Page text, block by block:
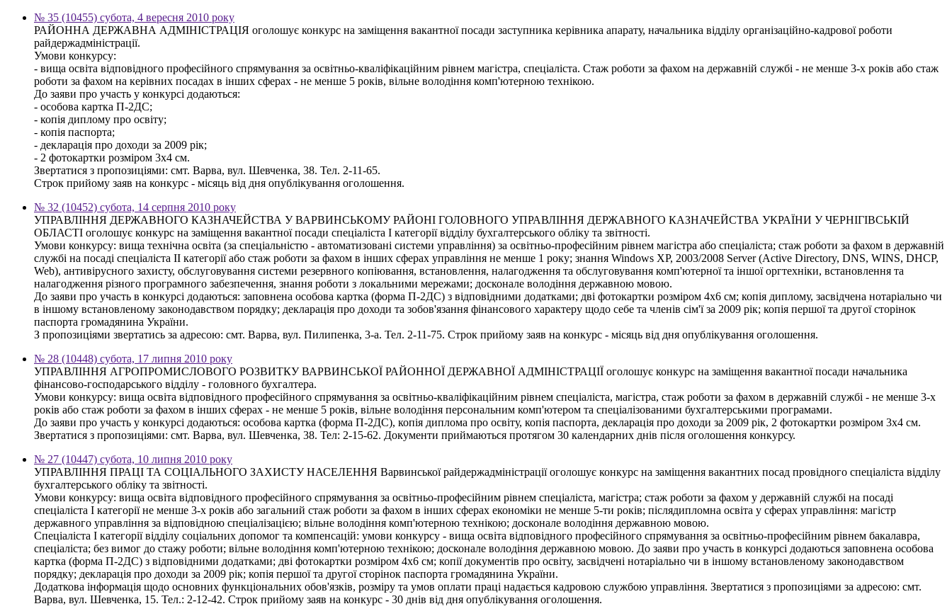
№ 35 (10455) субота, 4 вересня 2010 року
РАЙОННА ДЕРЖАВНА АДМІНІСТРАЦІЯ оголошує конкурс на заміщення вакантної посади заступника керівника апарату, начальника відділу організаційно-кадрової роботи
райдержадміністрації.
Умови конкурсу:
- вища освіта відповідного професійного спрямування за освітньо-кваліфікаційним рівнем магістра, спеціаліста. Стаж роботи за фахом на державній службі - не менше 3-х років або стаж
роботи за фахом на керівних посадах в інших сферах - не менше 5 років, вільне володіння комп'ютерною технікою.
До заяви про участь у конкурсі додаються:
- особова картка П-2ДС;
- копія диплому про освіту;
- копія паспорта;
- декларація про доходи за 2009 рік;
- 2 фотокартки розміром 3х4 см.
Звертатися з пропозиціями: смт. Варва, вул. Шевченка, 38. Тел. 2-11-65.
Строк прийому заяв на конкурс - місяць від дня опублікування оголошення.
№ 32 (10452) субота, 14 серпня 2010 року
УПРАВЛІННЯ ДЕРЖАВНОГО КАЗНАЧЕЙСТВА У ВАРВИНСЬКОМУ РАЙОНІ ГОЛОВНОГО УПРАВЛІННЯ ДЕРЖАВНОГО КАЗНАЧЕЙСТВА УКРАЇНИ У ЧЕРНІГІВСЬКІЙ
ОБЛАСТІ оголошує конкурс на заміщення вакантної посади спеціаліста І категорії відділу бухгалтерського обліку та звітності.
Умови конкурсу: вища технічна освіта (за спеціальністю - автоматизовані системи управління) за освітньо-професійним рівнем магістра або спеціаліста; стаж роботи за фахом в державній
службі на посаді спеціаліста ІІ категорії або стаж роботи за фахом в інших сферах управління не менше 1 року; знання Windows XP, 2003/2008 Server (Active Directory, DNS, WINS, DHCP,
Web), антивірусного захисту, обслуговування системи резервного копіювання, встановлення, налагодження та обслуговування комп'ютерної та іншої оргтехніки, встановлення та
налагодження різного програмного забезпечення, знання роботи з локальними мережами; досконале володіння державною мовою.
До заяви про участь в конкурсі додаються: заповнена особова картка (форма П-2ДС) з відповідними додатками; дві фотокартки розміром 4х6 см; копія диплому, засвідчена нотаріально чи
в іншому встановленому законодавством порядку; декларація про доходи та зобов'язання фінансового характеру щодо себе та членів сім'ї за 2009 рік; копія першої та другої сторінок
паспорта громадянина України.
З пропозиціями звертатись за адресою: смт. Варва, вул. Пилипенка, 3-а. Тел. 2-11-75. Строк прийому заяв на конкурс - місяць від дня опублікування оголошення.
№ 28 (10448) субота, 17 липня 2010 року
УПРАВЛІННЯ АГРОПРОМИСЛОВОГО РОЗВИТКУ ВАРВИНСЬКОЇ РАЙОННОЇ ДЕРЖАВНОЇ АДМІНІСТРАЦІЇ оголошує конкурс на заміщення вакантної посади начальника
фінансово-господарського відділу - головного бухгалтера.
Умови конкурсу: вища освіта відповідного професійного спрямування за освітньо-кваліфікаційним рівнем спеціаліста, магістра, стаж роботи за фахом в державній службі - не менше 3-х
років або стаж роботи за фахом в інших сферах - не менше 5 років, вільне володіння персональним комп'ютером та спеціалізованими бухгалтерськими програмами.
До заяви про участь у конкурсі додаються: особова картка (форма П-2ДС), копія диплома про освіту, копія паспорта, декларація про доходи за 2009 рік, 2 фотокартки розміром 3х4 см.
Звертатися з пропозиціями: смт. Варва, вул. Шевченка, 38. Тел: 2-15-62. Документи приймаються протягом 30 календарних днів після оголошення конкурсу.
№ 27 (10447) субота, 10 липня 2010 року
УПРАВЛІННЯ ПРАЦІ ТА СОЦІАЛЬНОГО ЗАХИСТУ НАСЕЛЕННЯ Варвинської райдержадміністрації оголошує конкурс на заміщення вакантних посад провідного спеціаліста відділу
бухгалтерського обліку та звітності.
Умови конкурсу: вища освіта відповідного професійного спрямування за освітньо-професійним рівнем спеціаліста, магістра; стаж роботи за фахом у державній службі на посаді
спеціаліста І категорії не менше 3-х років або загальний стаж роботи за фахом в інших сферах економіки не менше 5-ти років; післядипломна освіта у сферах управління: магістр
державного управління за відповідною спеціалізацією; вільне володіння комп'ютерною технікою; досконале володіння державною мовою.
Спеціаліста І категорії відділу соціальних допомог та компенсацій: умови конкурсу - вища освіта відповідного професійного спрямування за освітньо-професійним рівнем бакалавра,
спеціаліста; без вимог до стажу роботи; вільне володіння комп'ютерною технікою; досконале володіння державною мовою. До заяви про участь в конкурсі додаються заповнена особова
картка (форма П-2ДС) з відповідними додатками; дві фотокартки розміром 4х6 см; копії документів про освіту, засвідчені нотаріально чи в іншому встановленому законодавством
порядку; декларація про доходи за 2009 рік; копія першої та другої сторінок паспорта громадянина України.
Додаткова інформація щодо основних функціональних обов'язків, розміру та умов оплати праці надається кадровою службою управління. Звертатися з пропозиціями за адресою: смт.
Варва, вул. Шевченка, 15. Тел.: 2-12-42. Строк прийому заяв на конкурс - 30 днів від дня опублікування оголошення.